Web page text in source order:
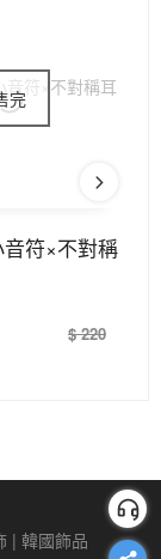
符×不對稱
$ 220
| 韓國飾品